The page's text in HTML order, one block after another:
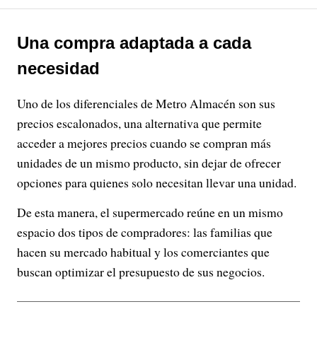
Una compra adaptada a cada
necesidad
Uno de los diferenciales de Metro Almacén son sus
precios escalonados, una alternativa que permite
acceder a mejores precios cuando se compran más
unidades de un mismo producto, sin dejar de ofrecer
opciones para quienes solo necesitan llevar una unidad.
De esta manera, el supermercado reúne en un mismo
espacio dos tipos de compradores: las familias que
hacen su mercado habitual y los comerciantes que
buscan optimizar el presupuesto de sus negocios.